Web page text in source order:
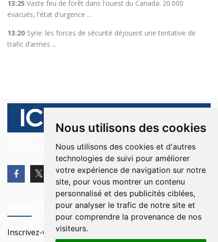
Nous utilisons des cookies
Nous utilisons des cookies et d'autres
technologies de suivi pour améliorer
votre expérience de navigation sur notre
site, pour vous montrer un contenu
personnalisé et des publicités ciblées,
pour analyser le trafic de notre site et
pour comprendre la provenance de nos
visiteurs.
13:25 Vaste feu de forêt dans l'ouest du Canada: 20.000
évacués, l'état d'urgence ...
13:20 Syrie: les forces de sécurité déjouent une tentative de
trafic d’armes ...
© 2026 Ici Beyrouth. Tous les droits sont réservés.
Inscrivez-vous à notre Newsletter